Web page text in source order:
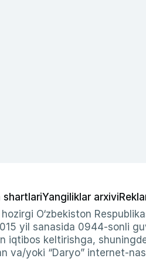
shartlariYangiliklar arxivi
O‘zbekiston
yil sanasida 0944-sonli
iqtibos keltirishga,
va/yoki “Daryo” internet-